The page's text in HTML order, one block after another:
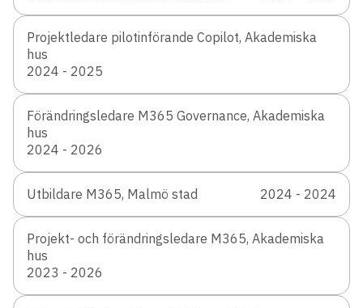
Projektledare pilotinförande Copilot, Akademiska
hus
2024 - 2025
Förändringsledare M365 Governance, Akademiska
hus
2024 - 2026
Utbildare M365, Malmö stad 2024 - 2024
Projekt- och förändringsledare M365, Akademiska
hus
2023 - 2026